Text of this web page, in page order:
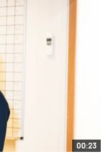
00:23